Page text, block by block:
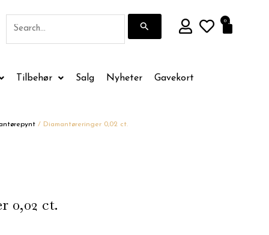
0
Tilbehør Salg Nyheter Gavekort
/ Diamantøreringer 0,02 ct.
0,02 ct.